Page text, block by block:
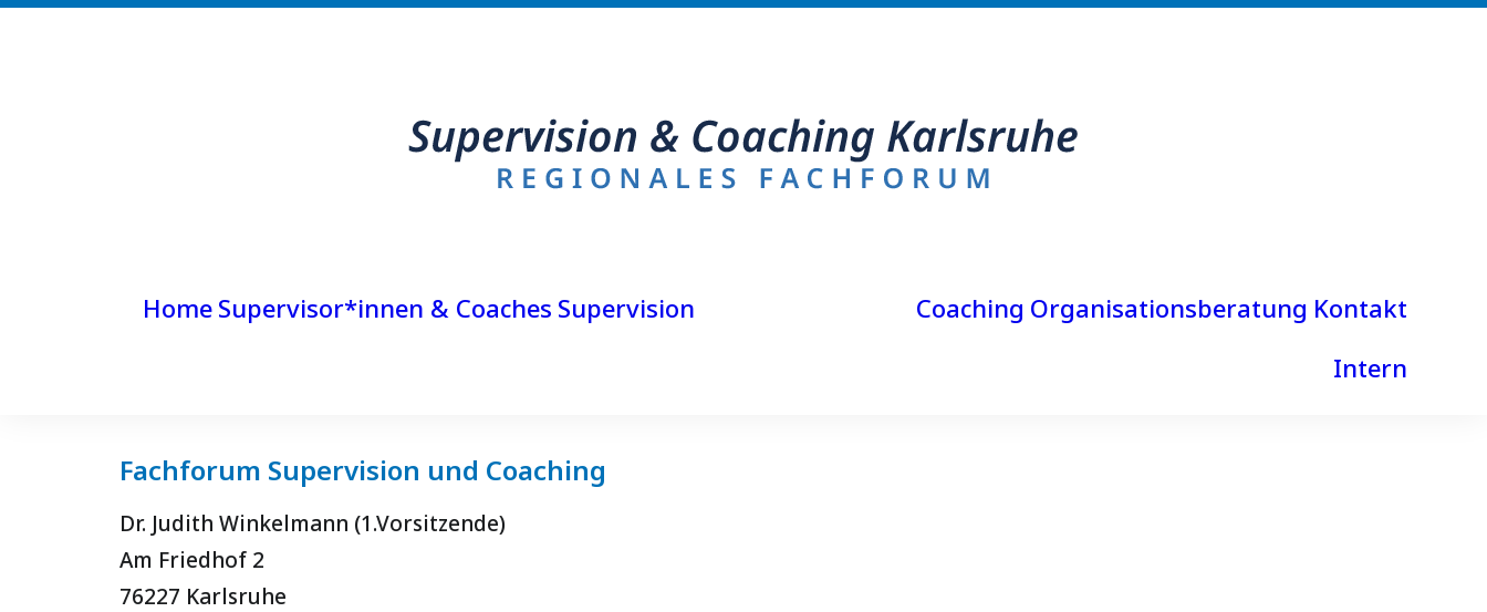
Home Supervisor*innen & Coaches Supervision
Gruppensupervision
Coaching Organisationsberatung Kontakt
Intern
Fachforum Supervision und Coaching
Dr. Judith Winkelmann (1.Vorsitzende)
Am Friedhof 2
76227 Karlsruhe